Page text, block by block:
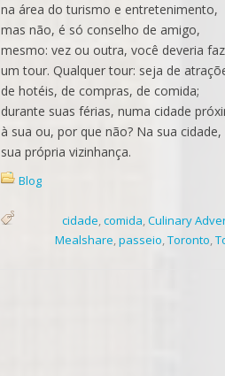
na área do turismo e entretenimento,
mas não, é só conselho de amigo,
mesmo: vez ou outra, você deveria
um tour. Qualquer tour: seja de
de hotéis, de compras, de comida;
durante suas férias, numa cidade
à sua ou, por que não? Na sua
sua própria vizinhança.
Blog
cidade,comida,Culinary
Mealshare,passeio,Toronto,